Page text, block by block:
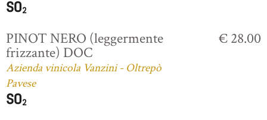
PINOT NERO (leggermente
frizzante) DOC
Azienda vinicola Vanzini - Oltrepò
Pavese
€ 28.00